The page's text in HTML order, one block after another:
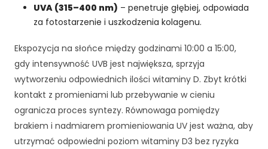
UVA (315–400 nm) – penetruje głębiej, odpowiada
za fotostarzenie i uszkodzenia kolagenu.
Ekspozycja na słońce między godzinami 10:00 a 15:00,
gdy intensywność UVB jest największa, sprzyja
wytworzeniu odpowiednich ilości witaminy D. Zbyt krótki
kontakt z promieniami lub przebywanie w cieniu
ogranicza proces syntezy. Równowaga pomiędzy
brakiem i nadmiarem promieniowania UV jest ważna, aby
utrzymać odpowiedni poziom witaminy D3 bez ryzyka